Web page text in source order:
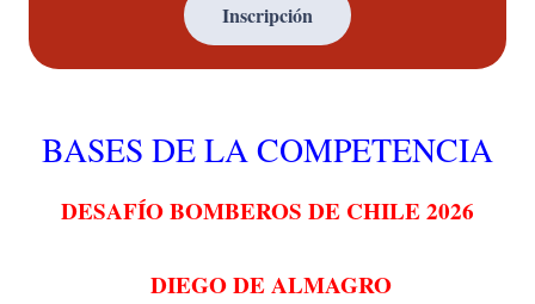
Inscripción
BASES DE LA COMPETENCIA
DESAFÍOBOMBEROS DE CHILE2026
DIEGO DE ALMAGRO